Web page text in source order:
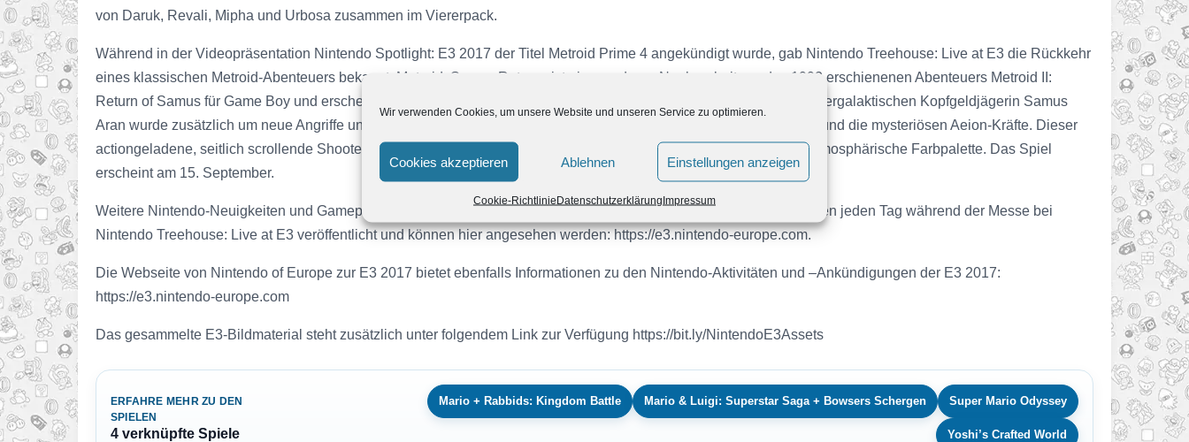
Wir verwenden Cookies, um unsere Website und unseren Service zu optimieren.
Cookies akzeptieren Ablehnen Einstellungen anzeigen
Cookie-RichtlinieDatenschutzerklärungImpressum
von Daruk, Revali, Mipha und Urbosa zusammen im Viererpack.
Während in der Videopräsentation Nintendo Spotlight: E3 2017 der Titel Metroid Prime 4 angekündigt wurde, gab Nintendo Treehouse: Live at E3 die Rückkehr
eines klassischen Metroid-Abenteuers bekannt. Metroid: Samus Returns ist eine moderne Neubearbeitung des 1992 erschienenen Abenteuers Metroid II:
Return of Samus für Game Boy und erscheint für die Konsolen der Nintendo 2DS & 3DS-Familie. Das Arsenal der intergalaktischen Kopfgeldjägerin Samus
Aran wurde zusätzlich um neue Angriffe und Fähigkeiten erweitert wie den Melee-Konter, den Zielerfassungsmodus und die mysteriösen Aeion-Kräfte. Dieser
actiongeladene, seitlich scrollende Shooter wurde komplett neu erstellt und bietet mitreißende 3D-Grafik und eine atmosphärische Farbpalette. Das Spiel
erscheint am 15. September.
Weitere Nintendo-Neuigkeiten und Gameplay-Videos von Nintendo Switch- und Nintendo 2DS & 3DS-Spielen werden jeden Tag während der Messe bei
Nintendo Treehouse: Live at E3 veröffentlicht und können hier angesehen werden: https://e3.nintendo-europe.com.
Die Webseite von Nintendo of Europe zur E3 2017 bietet ebenfalls Informationen zu den Nintendo-Aktivitäten und –Ankündigungen der E3 2017:
https://e3.nintendo-europe.com
Das gesammelte E3-Bildmaterial steht zusätzlich unter folgendem Link zur Verfügung https://bit.ly/NintendoE3Assets
ERFAHRE MEHR ZU DEN
SPIELEN
4 verknüpfte Spiele
Mario + Rabbids: Kingdom Battle Mario & Luigi: Superstar Saga + Bowsers Schergen Super Mario Odyssey
Yoshi’s Crafted World